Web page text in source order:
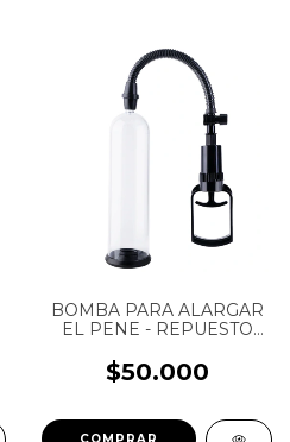
BOMBA PARA ALARGAR
EL PENE - REPUESTO
POWERFUL PUMP -
BLACK POWER
$50.000